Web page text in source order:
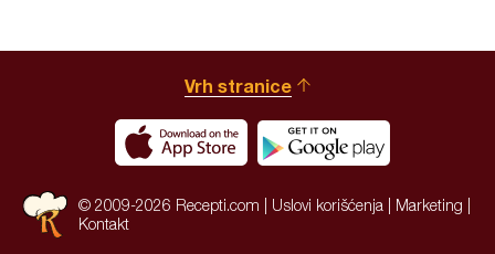
Vrh stranice
© 2009-2026 Recepti.com | Uslovi korišćenja Marketing
Kontakt